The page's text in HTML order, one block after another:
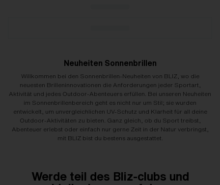
Neuheiten Sonnenbrillen
Willkommen bei den Sonnenbrillen-Neuheiten von BLIZ, wo die
neuesten Brilleninnovationen die Anforderungen jeder Sportart,
Aktivität und jedes Outdoor-Abenteuers erfüllen. Bei unseren Neuheiten
im Sonnenbrillenbereich geht es nicht nur um Stil; sie wurden
entwickelt, um unvergleichlichen UV-Schutz und Klarheit für all deine
Outdoor-Aktivitäten zu bieten. Ganz gleich, ob du Sport treibst,
Abenteuer erlebst oder einfach nur gerne Zeit in der Natur verbringst,
mit BLIZ bist du bestens ausgestattet.
Werde teil des Bliz-clubs und